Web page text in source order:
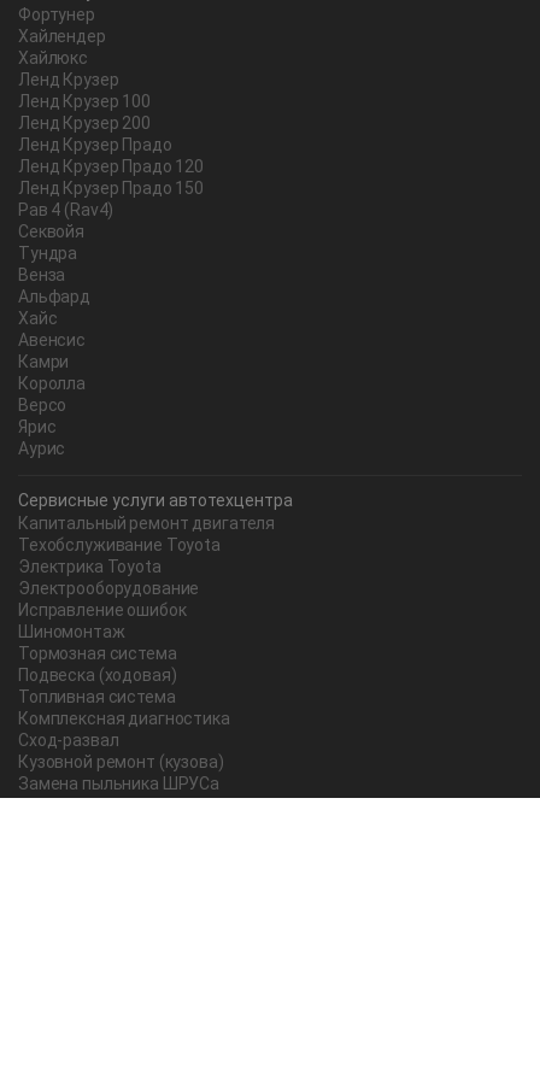
Фортунер
Хайлендер
Хайлюкс
Ленд Крузер
Ленд Крузер 100
Ленд Крузер 200
Ленд Крузер Прадо
Ленд Крузер Прадо 120
Ленд Крузер Прадо 150
Рав 4 (Rav4)
Секвойя
Тундра
Венза
Альфард
Хайс
Авенсис
Камри
Королла
Версо
Ярис
Аурис
Сервисные услуги автотехцентра
Капитальный ремонт двигателя
Техобслуживание Toyota
Электрика Toyota
Электрооборудование
Исправление ошибок
Шиномонтаж
Тормозная система
Подвеска (ходовая)
Топливная система
Комплексная диагностика
Сход-развал
Кузовной ремонт (кузова)
Замена пыльника ШРУСа